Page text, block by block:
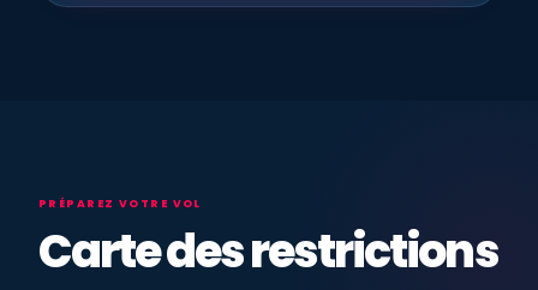
PRÉPAREZ VOTRE VOL
Carte des restrictions